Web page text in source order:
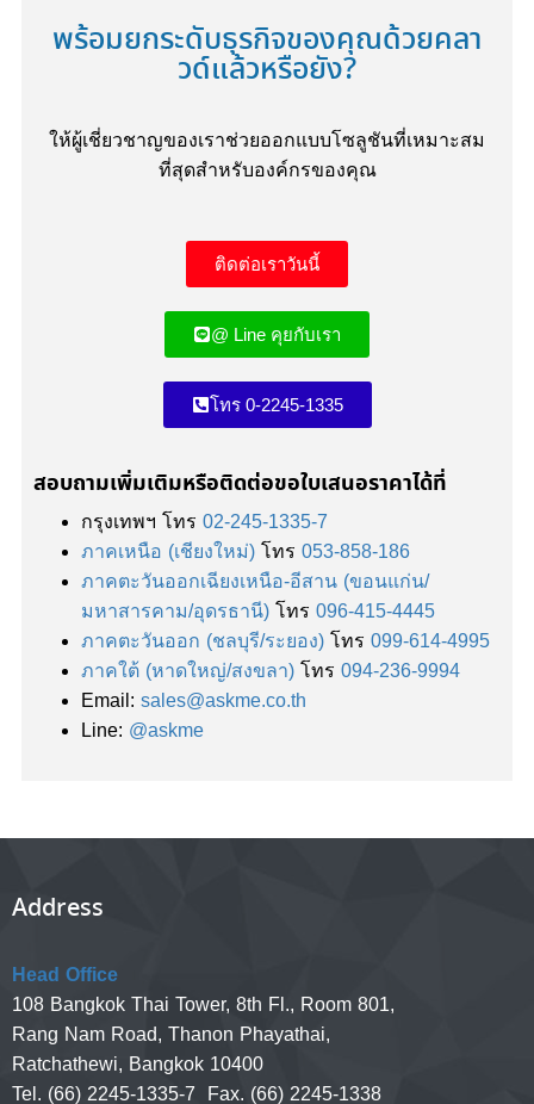
พร้อมยกระดับธุรกิจของคุณด้วยคลา
วด์แล้วหรือยัง?
ให้ผู้เชี่ยวชาญของเราช่วยออกแบบโซลูชันที่เหมาะสม
ที่สุดสำหรับองค์กรของคุณ
ติดต่อเราวันนี้
@ Line คุยกับเรา
โทร 0-2245-1335
สอบถามเพิ่มเติมหรือติดต่อขอใบเสนอราคาได้ที่
กรุงเทพฯ โทร 02-245-1335-7
ภาคเหนือ (เชียงใหม่) โทร 053-858-186
ภาคตะวันออกเฉียงเหนือ-อีสาน (ขอนแก่น/
มหาสารคาม/อุดรธานี) โทร 096-415-4445
ภาคตะวันออก (ชลบุรี/ระยอง) โทร 099-614-4995
ภาคใต้ (หาดใหญ่/สงขลา) โทร 094-236-9994
Email: sales@askme.co.th
Line: @askme
Address
Head Office
108 Bangkok Thai Tower, 8th Fl., Room 801,
Rang Nam Road, Thanon Phayathai,
Ratchathewi, Bangkok 10400
Tel. (66) 2245-1335-7 Fax. (66) 2245-1338